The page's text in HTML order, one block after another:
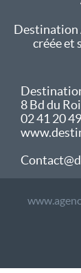
Destination
créée et
8 Bd du
02 41 20